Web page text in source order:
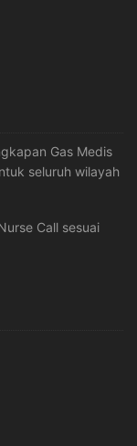
Gas Medis
seluruh wilayah
Call sesuai